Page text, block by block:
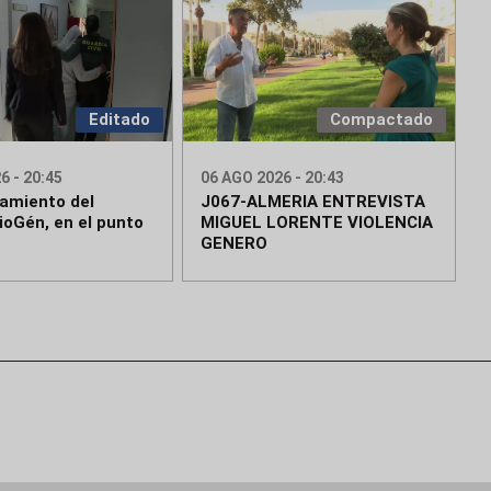
Editado
- 20:45
del
en el punto
Compactado
06 AGO 2026 - 20:43
J067-ALMERIA ENTREVISTA
MIGUEL LORENTE VIOLENCIA
GENERO